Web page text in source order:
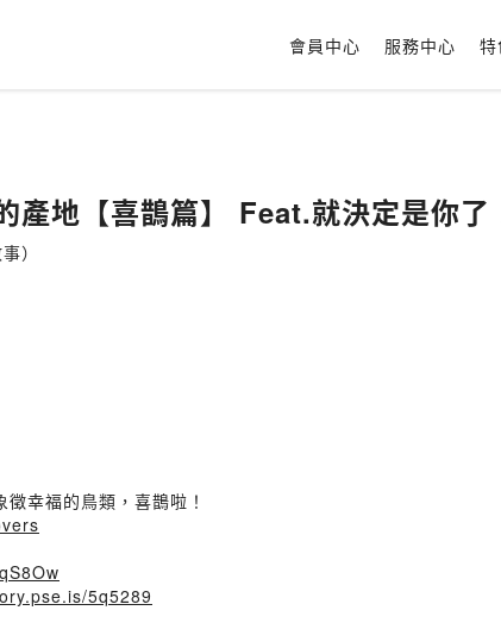
會員中心 服務中心
產地【喜鵲篇】 Feat.就決定是你
）
幸福的鳥類，喜鵲啦！
5q5289